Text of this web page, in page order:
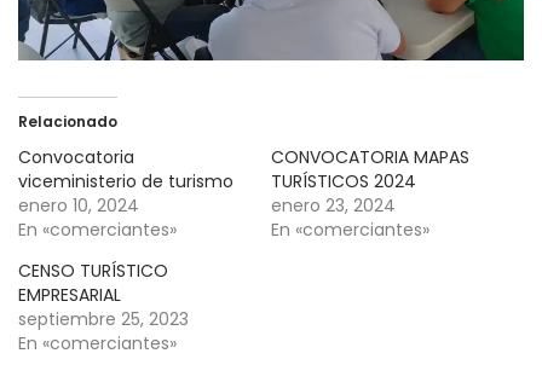
Relacionado
Convocatoria
viceministerio de turismo
enero 10, 2024
En «comerciantes»
CONVOCATORIA MAPAS
TURÍSTICOS 2024
enero 23, 2024
En «comerciantes»
CENSO TURÍSTICO
EMPRESARIAL
septiembre 25, 2023
En «comerciantes»